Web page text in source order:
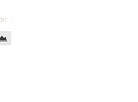
30th Anniversary Taupe Haze